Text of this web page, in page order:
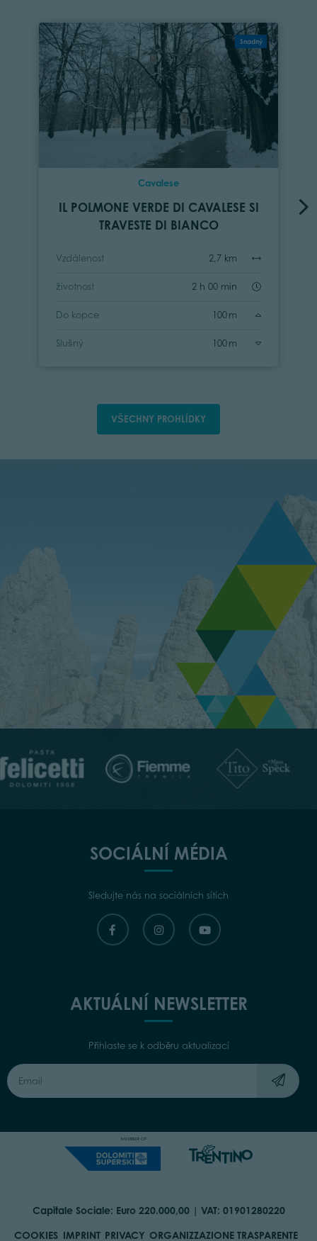
Snadný
Cavalese
IL POLMONE VERDE DI CAVALESE SI
TRAVESTE DI BIANCO
Vzdálenost 2,7 km
životnost 2 h 00 min
Do kopce 100 m
Slušný 100 m
VŠECHNY PROHLÍDKY
SOCIÁLNÍ MÉDIA
Sledujte nás na sociálních sítích
AKTUÁLNÍ NEWSLETTER
Přihlaste se k odběru aktualizací
Capitale Sociale: Euro 220.000,00 | VAT: 01901280220
COOKIES IMPRINT PRIVACY ORGANIZZAZIONE TRASPARENTE